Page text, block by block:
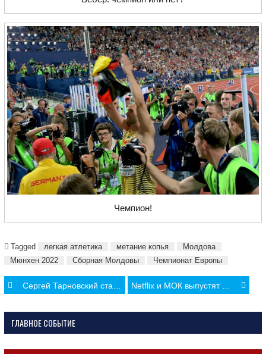
Чемпион!
Tagged легкая атлетика метание копья
Молдова
Мюнхен 2022
Сборная Молдовы Чемпионат Европы
PostСергей Тарновский стал серебряным призером Чемпионата Европы Netflix и МОК выпустят документальный фильм о сборной США по баскетболу
ГЛАВНОЕ СОБЫТИЕ